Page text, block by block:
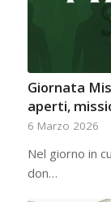
Giornata
aperti,
6 Marzo 2026
Nel giorno in
don…